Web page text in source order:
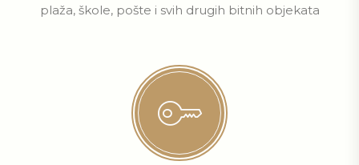
plaža, škole, pošte i svih drugih bitnih objekata